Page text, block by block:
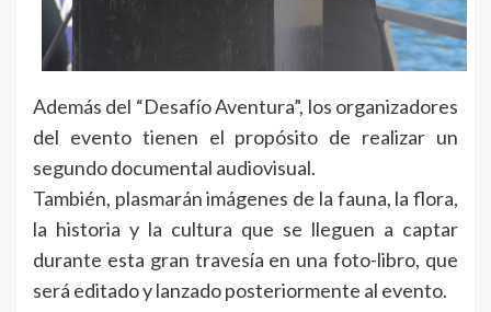
Además del “Desafío Aventura”, los organizadores
del evento tienen el propósito de realizar un
segundo documental audiovisual.
También, plasmarán imágenes de la fauna, la flora,
la historia y la cultura que se lleguen a captar
durante esta gran travesía en una foto-libro, que
será editado y lanzado posteriormente al evento.